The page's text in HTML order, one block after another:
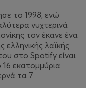
το 1998, ενώ
νυχτερινά
τον έκανε ένα
λαϊκής
στο Spotify είναι
εκατομμύρια
τα 7